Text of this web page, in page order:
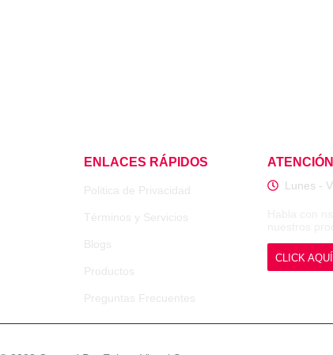
ENLACES RÁPIDOS
Politica de Privacidad
Términos y Servicios
Blogs
Productos
Preguntas Frecuentes
ATENCIÓN
Lunes -
CLICK AQUÍ